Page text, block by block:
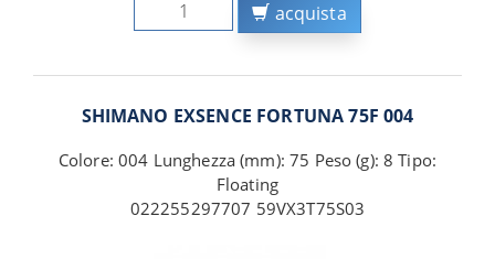
acquista
SHIMANO EXSENCE FORTUNA 75F 004
Colore: 004 Lunghezza (mm): 75 Peso (g): 8 Tipo:
Floating
022255297707 59VX3T75S03